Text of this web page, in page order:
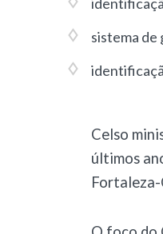
sistema
Celso
últimos